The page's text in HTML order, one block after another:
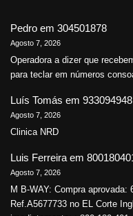
Pedro em 304501878
Agosto 7, 2026
Operadora a dizer que
para teclar em números
Luís Tomás em 933094948
Agosto 7, 2026
Clinica NRD
Luis Ferreira em
Agosto 7, 2026
M B-WAY: Compra aprovada:
Ref.A5677733 no EL Corte